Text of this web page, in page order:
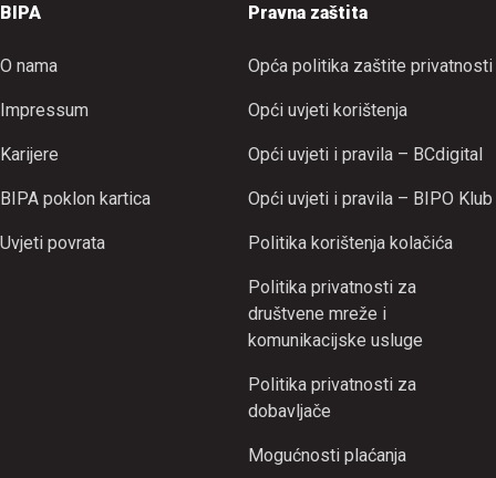
BIPA
O nama
Impressum
Karijere
BIPA poklon kartica
Uvjeti povrata
Pravna zaštita
Opća politika zaštite privatnosti
Opći uvjeti korištenja
Opći uvjeti i pravila – BCdigital
Opći uvjeti i pravila – BIPO Klub
Politika korištenja kolačića
Politika privatnosti za
društvene mreže i
komunikacijske usluge
Politika privatnosti za
dobavljače
Mogućnosti plaćanja